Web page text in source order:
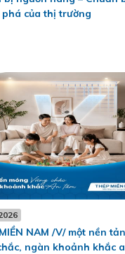
phá của thị trường
NAM /V/ một nền
ngàn khoảnh khắc